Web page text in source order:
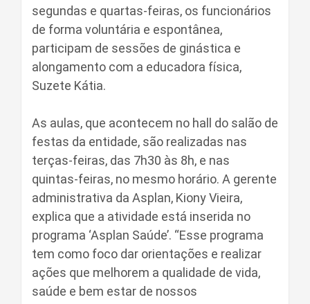
segundas e quartas-feiras, os funcionários
de forma voluntária e espontânea,
participam de sessões de ginástica e
alongamento com a educadora física,
Suzete Kátia.
As aulas, que acontecem no hall do salão de
festas da entidade, são realizadas nas
terças-feiras, das 7h30 às 8h, e nas
quintas-feiras, no mesmo horário. A gerente
administrativa da Asplan, Kiony Vieira,
explica que a atividade está inserida no
programa ‘Asplan Saúde’. “Esse programa
tem como foco dar orientações e realizar
ações que melhorem a qualidade de vida,
saúde e bem estar de nossos